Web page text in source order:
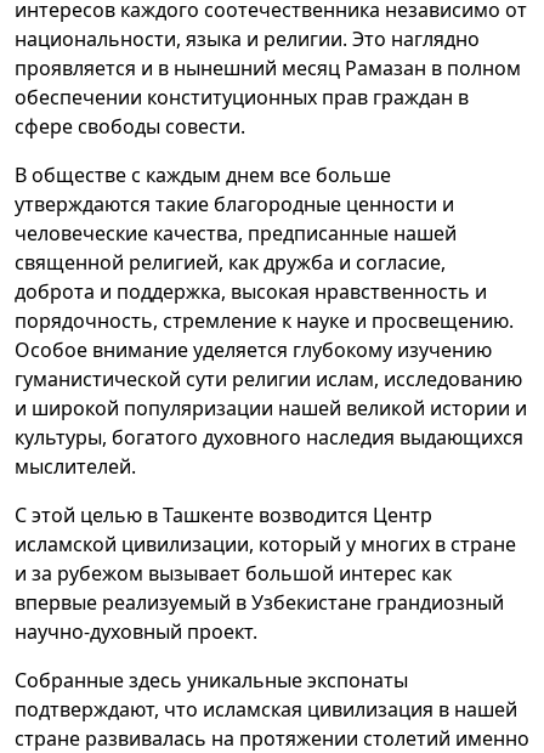
интересов каждого соотечественника независимо от
национальности, языка и религии. Это наглядно
проявляется и в нынешний месяц Рамазан в полном
обеспечении конституционных прав граждан в
сфере свободы совести.
В обществе с каждым днем все больше
утверждаются такие благородные ценности и
человеческие качества, предписанные нашей
священной религией, как дружба и согласие,
доброта и поддержка, высокая нравственность и
порядочность, стремление к науке и просвещению.
Особое внимание уделяется глубокому изучению
гуманистической сути религии ислам, исследованию
и широкой популяризации нашей великой истории и
культуры, богатого духовного наследия выдающихся
мыслителей.
С этой целью в Ташкенте возводится Центр
исламской цивилизации, который у многих в стране
и за рубежом вызывает большой интерес как
впервые реализуемый в Узбекистане грандиозный
научно-духовный проект.
Собранные здесь уникальные экспонаты
подтверждают, что исламская цивилизация в нашей
стране развивалась на протяжении столетий именно